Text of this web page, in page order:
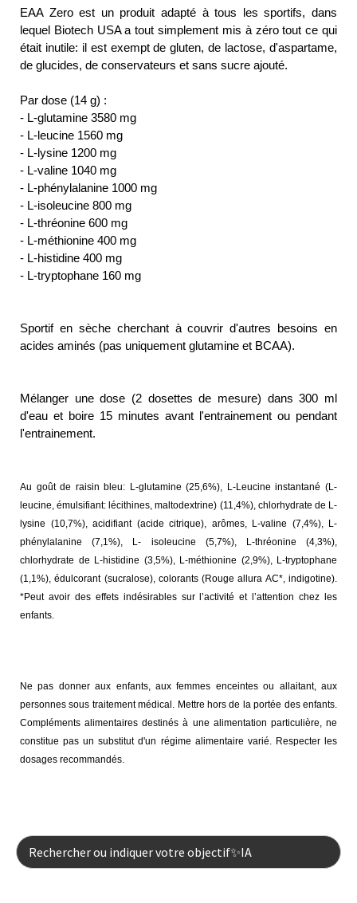
EAA Zero est un produit adapté à tous les sportifs, dans
lequel Biotech USA a tout simplement mis à zéro tout ce qui
était inutile: il est exempt de gluten, de lactose, d'aspartame,
de glucides, de conservateurs et sans sucre ajouté.
Par dose (14 g) :
- L-glutamine 3580 mg
- L-leucine 1560 mg
- L-lysine 1200 mg
- L-valine 1040 mg
- L-phénylalanine 1000 mg
- L-isoleucine 800 mg
- L-thréonine 600 mg
- L-méthionine 400 mg
- L-histidine 400 mg
- L-tryptophane 160 mg
Sportif en sèche cherchant à couvrir d'autres besoins en
acides aminés (pas uniquement glutamine et BCAA).
Mélanger une dose (2 dosettes de mesure) dans 300 ml
d'eau et boire 15 minutes avant l'entrainement ou pendant
l'entrainement.
Au goût de raisin bleu: L-glutamine (25,6%), L-Leucine instantané (L-
leucine, émulsifiant: lécithines, maltodextrine) (11,4%), chlorhydrate de L-
lysine (10,7%), acidifiant (acide citrique), arômes, L-valine (7,4%), L-
phénylalanine (7,1%), L- isoleucine (5,7%), L-thréonine (4,3%),
chlorhydrate de L-histidine (3,5%), L-méthionine (2,9%), L-tryptophane
(1,1%), édulcorant (sucralose), colorants (Rouge allura AC*, indigotine).
*Peut avoir des effets indésirables sur l’activité et l’attention chez les
enfants.
Ne pas donner aux enfants, aux femmes enceintes ou allaitant, aux
personnes sous traitement médical. Mettre hors de la portée des enfants.
Compléments alimentaires destinés à une alimentation particulière, ne
constitue pas un substitut d'un régime alimentaire varié. Respecter les
dosages recommandés.